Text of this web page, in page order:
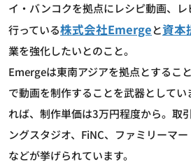
イ・バンコクを拠点にレシピ動画、
行っている株式会社Emergeと資本
業を強化したいとのこと。
Emergeは東南アジアを拠点とするこ
で動画を制作することを武器としてい
れば、制作単価は3万円程度から。取
ングスタジオ、FiNC、ファミリーマ
などが挙げられています。